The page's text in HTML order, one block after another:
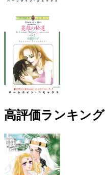
高評価ランキング